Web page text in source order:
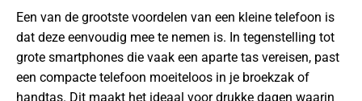
Een van de grootste voordelen van een kleine telefoon is
dat deze eenvoudig mee te nemen is. In tegenstelling tot
grote smartphones die vaak een aparte tas vereisen, past
een compacte telefoon moeiteloos in je broekzak of
handtas. Dit maakt het ideaal voor drukke dagen waarin